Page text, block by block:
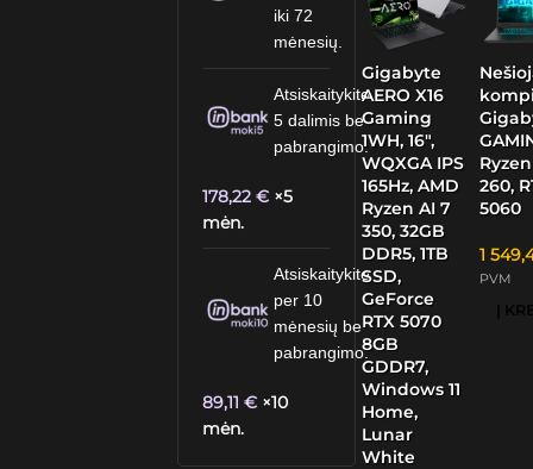
iki 72
mėnesių.
Atsiskaitykite
5 dalimis be
pabrangimo.
178,22€ ×5
mėn.
Atsiskaitykite
per 10
mėnesių be
pabrangimo.
89,11€ ×10
mėn.
Gigabyte
AERO X16
Gaming
1WH, 16″,
WQXGA IPS
165Hz, AMD
Ryzen AI 7
350, 32GB
DDR5, 1TB
SSD,
GeForce
RTX 5070
8GB
GDDR7,
Windows 11
Home,
Lunar
White
260,
5060
1
PVM